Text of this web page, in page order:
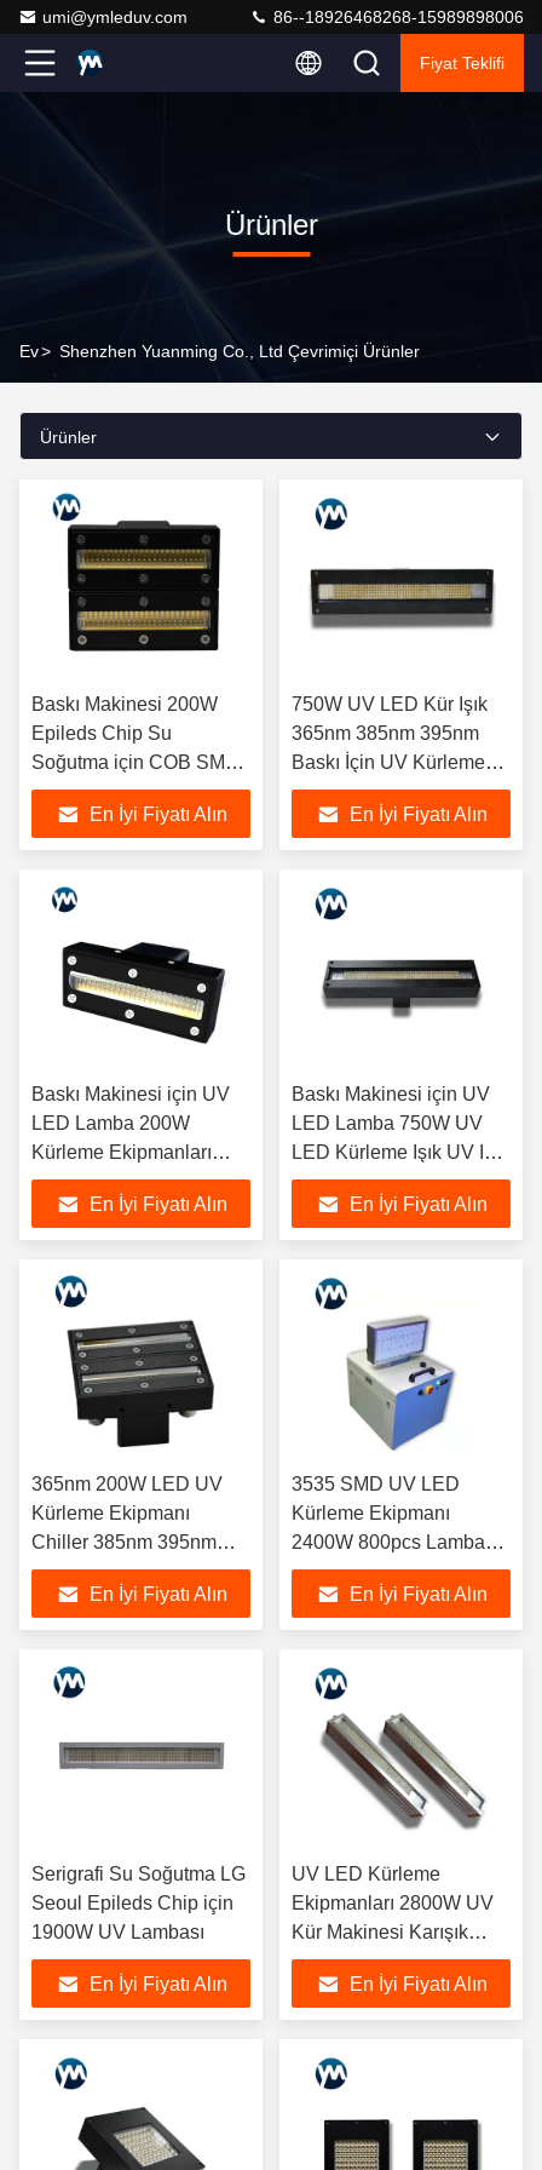
umi@ymleduv.com 86--18926468268-15989898006
Fiyat Teklifi
Ürünler
Ev> Shenzhen Yuanming Co., Ltd Çevrimiçi Ürünler
Ürünler
Baskı Makinesi 200W
Epileds Chip Su
Soğutma için COB SMD
UV LED Lamba
En İyi Fiyatı Alın
750W UV LED Kür Işık
365nm 385nm 395nm
Baskı İçin UV Kürleme
Sistemleri
En İyi Fiyatı Alın
Baskı Makinesi için UV
LED Lamba 200W
Kürleme Ekipmanları
Ultraviyole Lambalar
En İyi Fiyatı Alın
Baskı Makinesi için UV
LED Lamba 750W UV
LED Kürleme Işık UV Işık
Kürleme Sistemi
En İyi Fiyatı Alın
365nm 200W LED UV
Kürleme Ekipmanı
Chiller 385nm 395nm
COB SMD Diyot
En İyi Fiyatı Alın
3535 SMD UV LED
Kürleme Ekipmanı
2400W 800pcs Lamba
Boncukları Alüminyum
Profil
En İyi Fiyatı Alın
Serigrafi Su Soğutma LG
Seoul Epileds Chip için
1900W UV Lambası
En İyi Fiyatı Alın
UV LED Kürleme
Ekipmanları 2800W UV
Kür Makinesi Karışık
Dalga Boyu Kür Lambası
En İyi Fiyatı Alın